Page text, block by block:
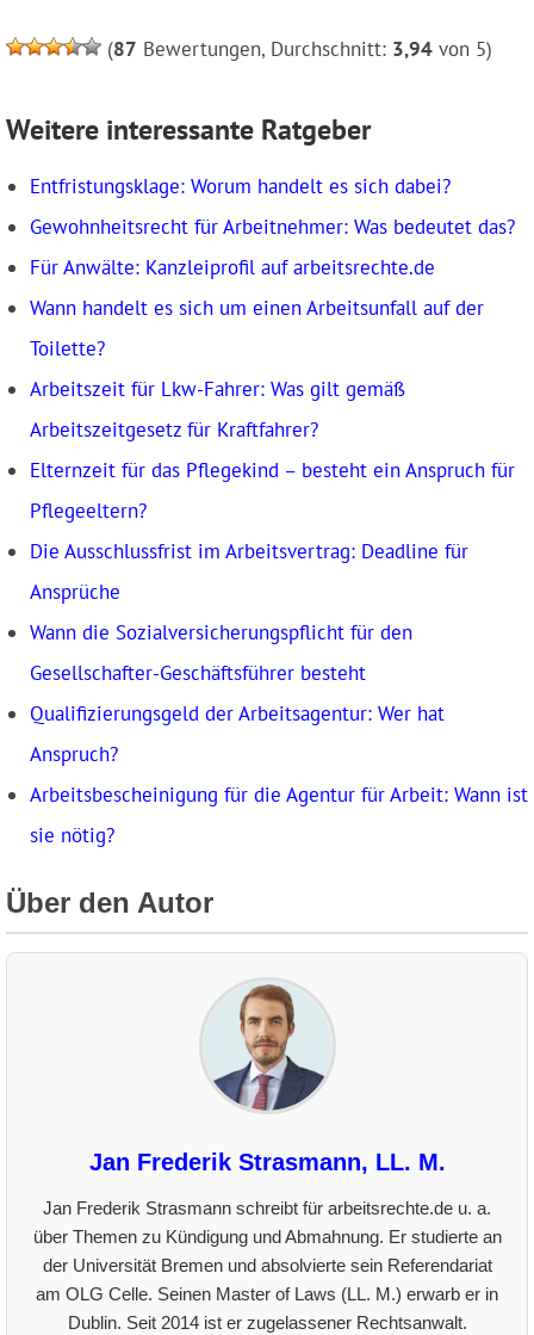
(87 Bewertungen, Durchschnitt: 3,94 von 5)
Weitere interessante Ratgeber
Entfristungsklage: Worum handelt es sich dabei?
Gewohnheitsrecht für Arbeitnehmer: Was bedeutet das?
Für Anwälte: Kanzleiprofil auf arbeitsrechte.de
Wann handelt es sich um einen Arbeitsunfall auf der
Toilette?
Arbeitszeit für Lkw-Fahrer: Was gilt gemäß
Arbeitszeitgesetz für Kraftfahrer?
Elternzeit für das Pflegekind – besteht ein Anspruch für
Pflegeeltern?
Die Ausschlussfrist im Arbeitsvertrag: Deadline für
Ansprüche
Wann die Sozialversicherungspflicht für den
Gesellschafter-Geschäftsführer besteht
Qualifizierungsgeld der Arbeitsagentur: Wer hat
Anspruch?
Arbeitsbescheinigung für die Agentur für Arbeit: Wann ist
sie nötig?
Über den Autor
Jan Frederik Strasmann, LL. M.
Jan Frederik Strasmann schreibt für arbeitsrechte.de u. a.
über Themen zu Kündigung und Abmahnung. Er studierte an
der Universität Bremen und absolvierte sein Referendariat
am OLG Celle. Seinen Master of Laws (LL. M.) erwarb er in
Dublin. Seit 2014 ist er zugelassener Rechtsanwalt.